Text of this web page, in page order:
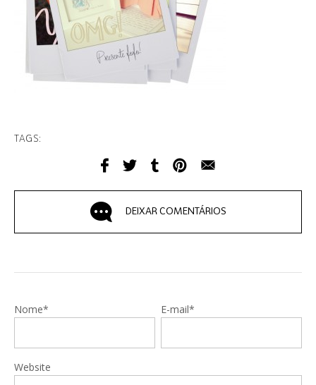
TAGS:
DEIXAR COMENTÁRIOS
Nome* E-mail*
Website